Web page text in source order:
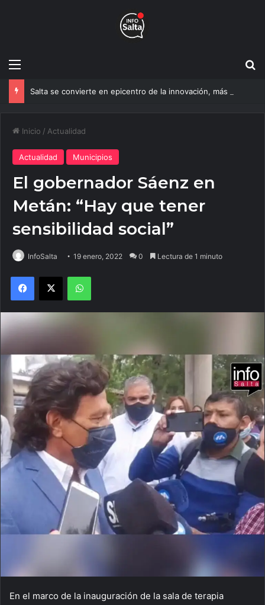
Menú
Inicio / Actualidad
Actualidad Municipios
El gobernador Sáenz en
Metán: “Hay que tener
sensibilidad social”
InfoSalta 19 enero, 2022 0 Lectura de 1 minuto
Facebook
X WhatsApp
En el marco de la inauguración de la sala de terapia